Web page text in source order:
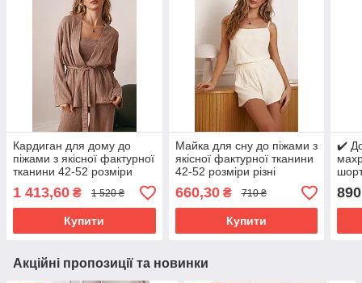
Кардиган для дому до
піжами з якісної фактурної
тканини 42-52 розміри
різні кольори коричневий
1 413,60 ₴ 1 520 ₴
Купити
Майка для сну до піжами з
якісної фактурної тканини
42-52 розміри різні
кольори молочна
660,30₴ 710 ₴
Купити
✔️
890
Акційні пропозиції та новинки